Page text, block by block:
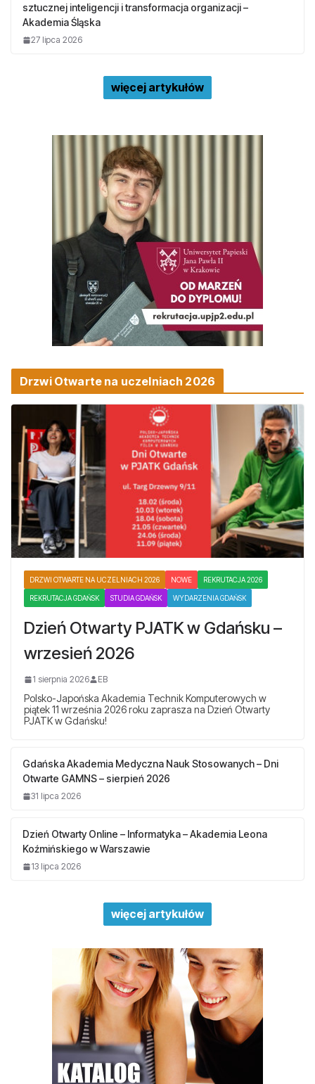
sztucznej inteligencji i transformacja organizacji –
Akademia Śląska
27 lipca 2026
więcej artykułów
Drzwi Otwarte na uczelniach 2026
DRZWI OTWARTE NA UCZELNIACH 2026 NOWE REKRUTACJA 2026
REKRUTACJA GDAŃSK STUDIA GDAŃSK WYDARZENIA GDAŃSK
Dzień Otwarty PJATK w Gdańsku –
wrzesień 2026
1 sierpnia 2026 EB
Polsko-Japońska Akademia Technik Komputerowych w
piątek 11 września 2026 roku zaprasza na Dzień Otwarty
PJATK w Gdańsku!
Gdańska Akademia Medyczna Nauk Stosowanych – Dni
Otwarte GAMNS – sierpień 2026
31 lipca 2026
Dzień Otwarty Online – Informatyka – Akademia Leona
Koźmińskiego w Warszawie
13 lipca 2026
więcej artykułów